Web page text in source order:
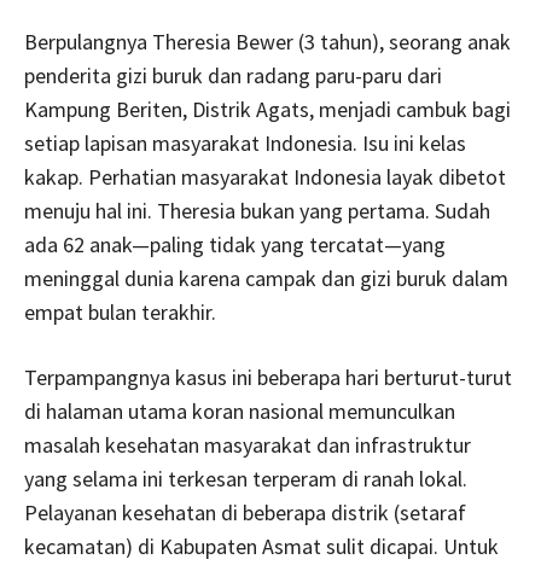
Berpulangnya Theresia Bewer (3 tahun), seorang anak
penderita gizi buruk dan radang paru-paru dari
Kampung Beriten, Distrik Agats, menjadi cambuk bagi
setiap lapisan masyarakat Indonesia. Isu ini kelas
kakap. Perhatian masyarakat Indonesia layak dibetot
menuju hal ini. Theresia bukan yang pertama. Sudah
ada 62 anak—paling tidak yang tercatat—yang
meninggal dunia karena campak dan gizi buruk dalam
empat bulan terakhir.
Terpampangnya kasus ini beberapa hari berturut-turut
di halaman utama koran nasional memunculkan
masalah kesehatan masyarakat dan infrastruktur
yang selama ini terkesan terperam di ranah lokal.
Pelayanan kesehatan di beberapa distrik (setaraf
kecamatan) di Kabupaten Asmat sulit dicapai. Untuk